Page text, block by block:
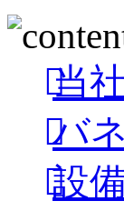
当
バ
設